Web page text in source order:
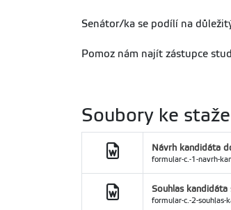
Senátor/ka se podílí na
Pomoz nám najít zástupce
Soubory ke
Návrh kandidáta
formular-c.-1-navrh-
Souhlas
formular-c.-2-souhlas-